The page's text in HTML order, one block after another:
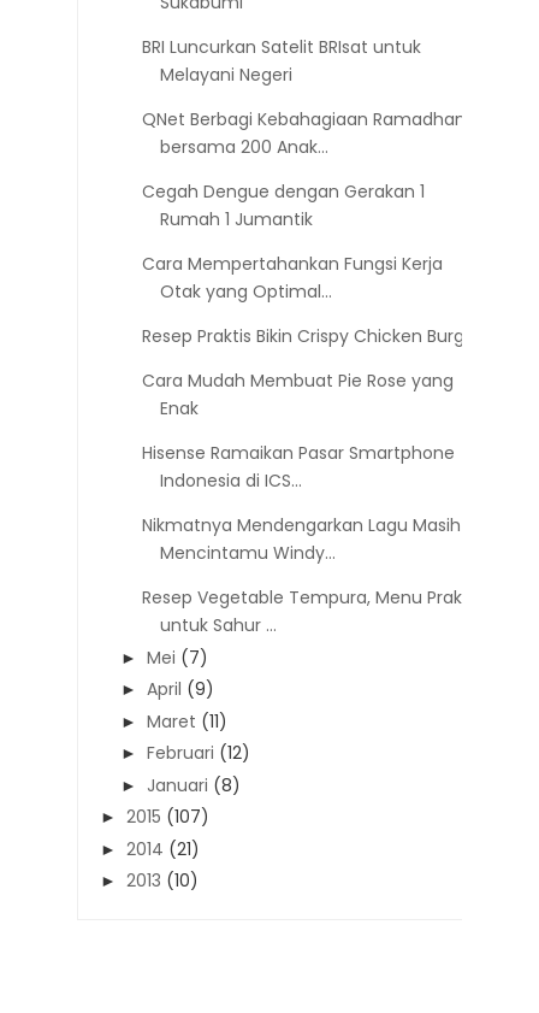
BRI Luncurkan Satelit BRIsat untuk
Melayani Negeri
QNet Berbagi Kebahagiaan Ramadhan
bersama 200 Anak...
Cegah Dengue dengan Gerakan 1
Rumah 1 Jumantik
Cara Mempertahankan Fungsi Kerja
Otak yang Optimal...
Resep Praktis Bikin Crispy Chicken Burger
Cara Mudah Membuat Pie Rose yang
Enak
Hisense Ramaikan Pasar Smartphone
Indonesia di ICS...
Nikmatnya Mendengarkan Lagu Masih
Mencintamu Windy...
Resep Vegetable Tempura, Menu Praktis
untuk Sahur ...
► Mei (7)
► April (9)
► Maret (11)
► Februari (12)
► Januari (8)
► 2015 (107)
► 2014 (21)
► 2013 (10)